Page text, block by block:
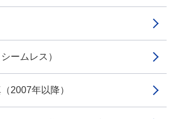
ームレス）
2007年以降）